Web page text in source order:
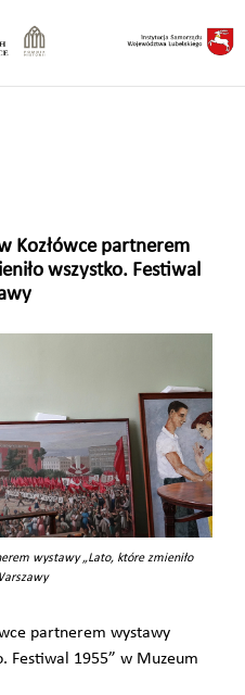
Kozłówce partnerem
wszystko. Festiwal
wystawy „Lato, które zmieniło
partnerem wystawy
Festiwal 1955” w Muzeum